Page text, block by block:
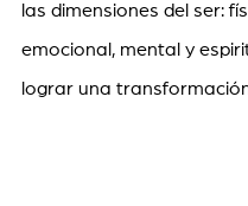
las dimensiones del ser:
emocional, mental y
lograr una